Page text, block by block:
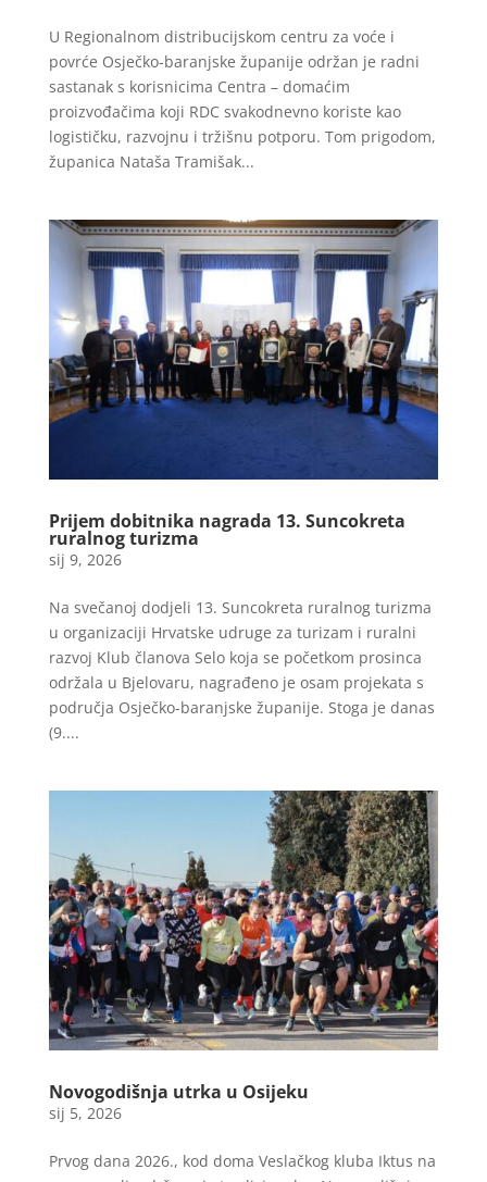
U Regionalnom distribucijskom centru za voće i
povrće Osječko-baranjske županije održan je radni
sastanak s korisnicima Centra – domaćim
proizvođačima koji RDC svakodnevno koriste kao
logističku, razvojnu i tržišnu potporu. Tom prigodom,
županica Nataša Tramišak...
Prijem dobitnika nagrada 13. Suncokreta
ruralnog turizma
sij 9, 2026
Na svečanoj dodjeli 13. Suncokreta ruralnog turizma
u organizaciji Hrvatske udruge za turizam i ruralni
razvoj Klub članova Selo koja se početkom prosinca
održala u Bjelovaru, nagrađeno je osam projekata s
područja Osječko-baranjske županije. Stoga je danas
(9....
Novogodišnja utrka u Osijeku
sij 5, 2026
Prvog dana 2026., kod doma Veslačkog kluba Iktus na